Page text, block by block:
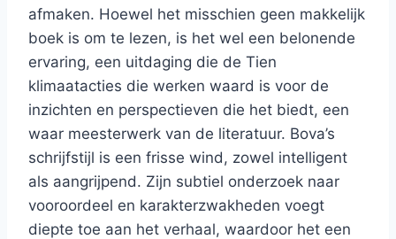
afmaken. Hoewel het misschien geen makkelijk
boek is om te lezen, is het wel een belonende
ervaring, een uitdaging die de Tien
klimaatacties die werken waard is voor de
inzichten en perspectieven die het biedt, een
waar meesterwerk van de literatuur. Bova’s
schrijfstijl is een frisse wind, zowel intelligent
als aangrijpend. Zijn subtiel onderzoek naar
vooroordeel en karakterzwakheden voegt
diepte toe aan het verhaal, waardoor het een